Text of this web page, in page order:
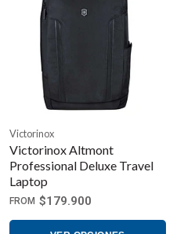
Victorinox
Victorinox Altmont
Professional Deluxe Travel
Laptop
FROM $179.900